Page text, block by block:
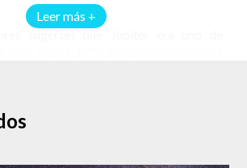
Leer más +
rápido: en menos de un millón de años
de unas 20 masas terrestres y unos